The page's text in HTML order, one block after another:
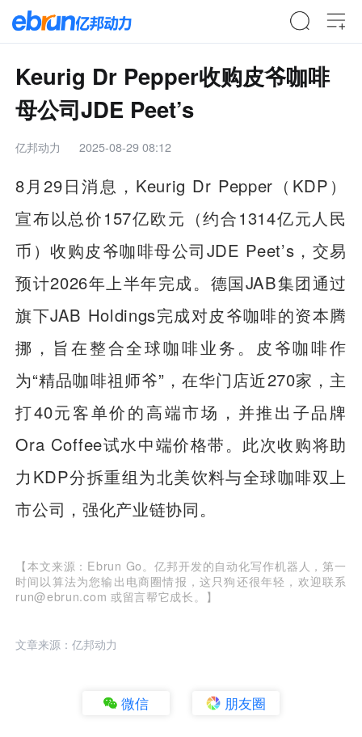
Keurig Dr Pepper收购皮爷咖啡
母公司JDE Peet’s
亿邦动力 2025-08-29 08:12
8月29日消息，Keurig Dr Pepper（KDP）
宣布以总价157亿欧元（约合1314亿元人民
币）收购皮爷咖啡母公司JDE Peet’s，交易
预计2026年上半年完成。德国JAB集团通过
旗下JAB Holdings完成对皮爷咖啡的资本腾
挪，旨在整合全球咖啡业务。皮爷咖啡作
为“精品咖啡祖师爷”，在华门店近270家，主
打40元客单价的高端市场，并推出子品牌
Ora Coffee试水中端价格带。此次收购将助
力KDP分拆重组为北美饮料与全球咖啡双上
市公司，强化产业链协同。
【本文来源：Ebrun Go。亿邦开发的自动化写作机器人，第一
时间以算法为您输出电商圈情报，这只狗还很年轻，欢迎联系
run@ebrun.com 或留言帮它成长。】
文章来源：亿邦动力
微信 朋友圈